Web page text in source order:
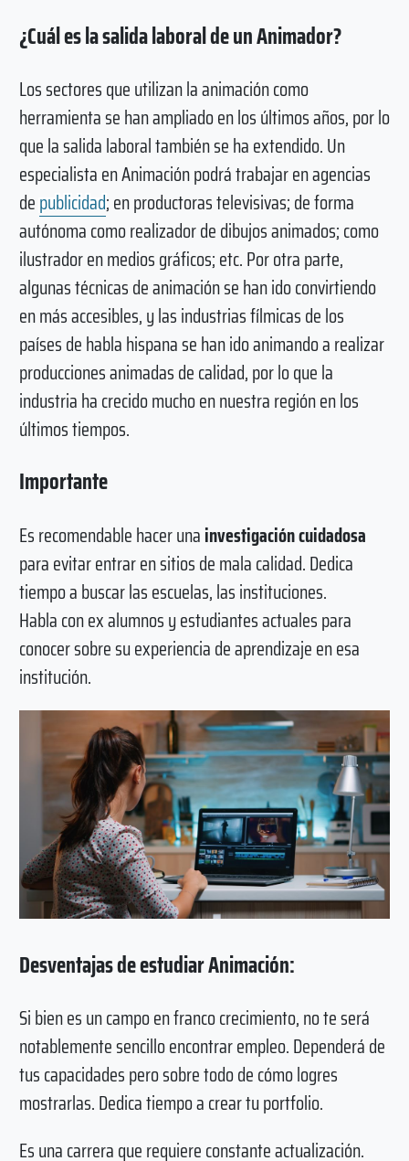
¿Cuál es la salida laboral de un Animador?
Los sectores que utilizan la animación como
herramienta se han ampliado en los últimos años, por lo
que la salida laboral también se ha extendido. Un
especialista en Animación podrá trabajar en agencias
depublicidad; en productoras televisivas; de forma
autónoma como realizador de dibujos animados; como
ilustrador en medios gráficos; etc. Por otra parte,
algunas técnicas de animación se han ido convirtiendo
en más accesibles, y las industrias fílmicas de los
países de habla hispana se han ido animando a realizar
producciones animadas de calidad, por lo que la
industria ha crecido mucho en nuestra región en los
últimos tiempos.
Importante
Es recomendable hacer unainvestigación cuidadosa
para evitar entrar en sitios de mala calidad. Dedica
tiempo a buscar las escuelas, las instituciones.
Habla con ex alumnos y estudiantes actuales para
conocer sobre su experiencia de aprendizaje en esa
institución.
Desventajas de estudiar Animación:
Si bien es un campo en franco crecimiento, no te será
notablemente sencillo encontrar empleo. Dependerá de
tus capacidades pero sobre todo de cómo logres
mostrarlas. Dedica tiempo a crear tu portfolio.
Es una carrera que requiere constante actualización.